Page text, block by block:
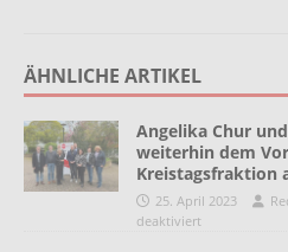
ÄHNLICHE ARTIKEL
Angelika Chur
weiterhin dem
Kreistagsfraktion
25. April 2023
deaktiviert